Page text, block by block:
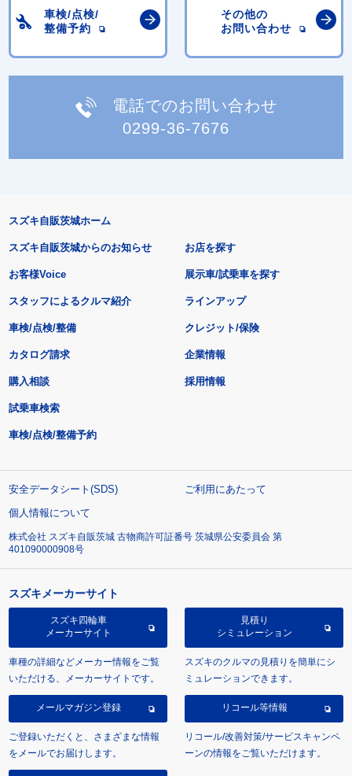
車検/点検/
整備予約
その他の
お問い合わせ
電話でのお問い合わせ
0299-36-7676
スズキ自販茨城ホーム
スズキ自販茨城からのお知らせ
お客様Voice
スタッフによるクルマ紹介
お店を探す
展示車/試乗車を探す
ラインアップ
車検/点検/整備 クレジット/保険
カタログ請求
購入相談
試乗車検索
車検/点検/整備予約
企業情報
採用情報
安全データシート(SDS)
ご利用にあたって
個人情報について
株式会社 スズキ自販茨城 古物商許可証番号 茨城県公安委員会 第
401090000908号
スズキメーカーサイト
スズキ四輪車
メーカーサイト
車種の詳細などメーカー情報をご覧
いただける、メーカーサイトです。
見積り
シミュレーション
スズキのクルマの見積りを簡単にシ
ミュレーションできます。
メールマガジン登録
ご登録いただくと、さまざまな情報
をメールでお届けします。
リコール等情報
リコール/改善対策/サービスキャンペ
ーンの情報をご覧いただけます。